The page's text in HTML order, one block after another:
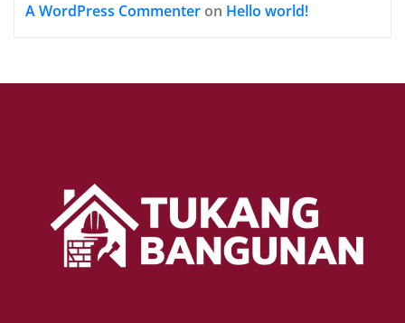
A WordPress Commenter on Hello world!